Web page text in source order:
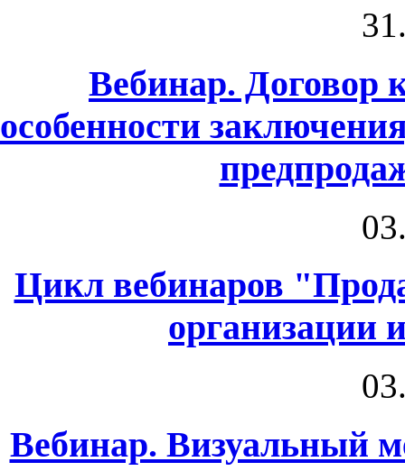
Вебинар. Договор
особенности
Цикл вебинаров
организации
Вебинар. Визуальный